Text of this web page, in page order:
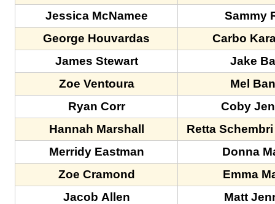
Jessica McNamee
Sammy
George Houvardas
Carbo
James Stewart
Jake
Zoe Ventoura
Mel
Ryan Corr
Coby
Hannah Marshall
Retta
Merridy Eastman
Donna
Zoe Cramond
Emma
Jacob Allen
Matt